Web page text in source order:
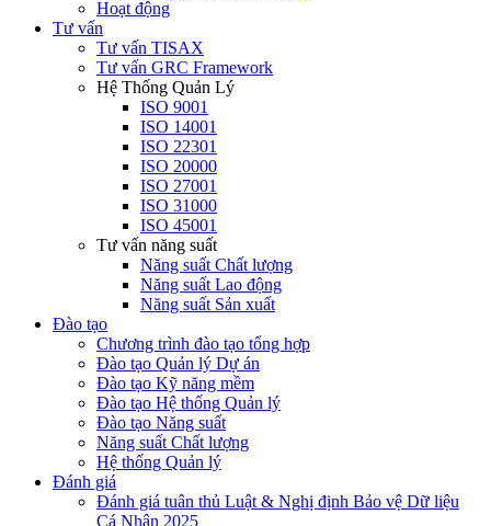
Hoạt động
Tư vấn
Tư vấn TISAX
Tư vấn GRC Framework
Hệ Thống Quản Lý
ISO 9001
ISO 14001
ISO 22301
ISO 20000
ISO 27001
ISO 31000
ISO 45001
Tư vấn năng suất
Năng suất Chất lượng
Năng suất Lao động
Năng suất Sản xuất
Đào tạo
Chương trình đào tạo tổng hợp
Đào tạo Quản lý Dự án
Đào tạo Kỹ năng mềm
Đào tạo Hệ thống Quản lý
Đào tạo Năng suất
Năng suất Chất lượng
Hệ thống Quản lý
Đánh giá
Đánh giá tuân thủ Luật & Nghị định Bảo vệ Dữ liệu
Cá Nhân 2025